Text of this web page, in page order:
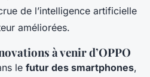
de l’intelligence artificielle
améliorées.
à venir d’OPPO
le futur des smartphones,